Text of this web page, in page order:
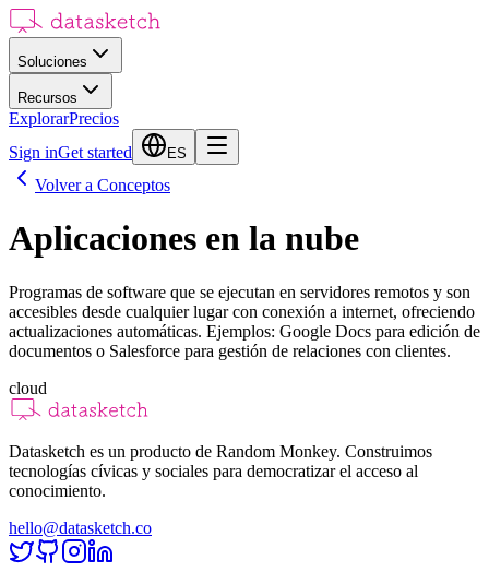
Soluciones
Recursos
ExplorarPrecios
Sign inGet started ES
Volver a Conceptos
Aplicaciones en la nube
Programas de software que se ejecutan en servidores remotos y son
accesibles desde cualquier lugar con conexión a internet, ofreciendo
actualizaciones automáticas. Ejemplos: Google Docs para edición de
documentos o Salesforce para gestión de relaciones con clientes.
cloud
Datasketch es un producto de Random Monkey. Construimos
tecnologías cívicas y sociales para democratizar el acceso al
conocimiento.
hello@datasketch.co